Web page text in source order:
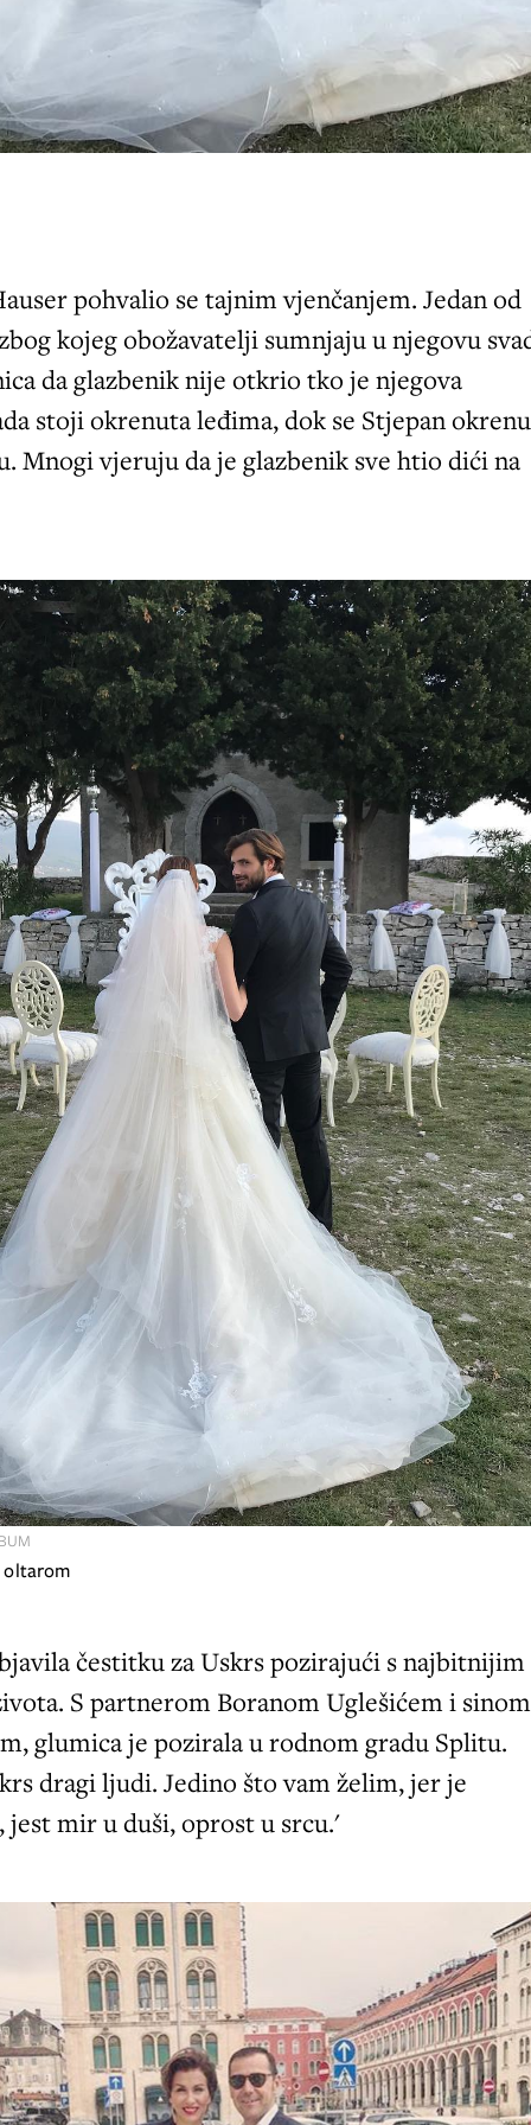
pohvalio se tajnim vjenčanjem. Jedan od
kojeg obožavatelji sumnjaju u njegovu
da glazbenik nije otkrio tko je njegova
stoji okrenuta leđima, dok se Stjepan
Mnogi vjeruju da je glazbenik sve htio dići na
oltarom
čestitku za Uskrs pozirajući s najbitnijim
S partnerom Boranom Uglešićem i sinom
glumica je pozirala u rodnom gradu Splitu.
dragi ljudi. Jedino što vam želim, jer je
jest mir u duši, oprost u srcu.'